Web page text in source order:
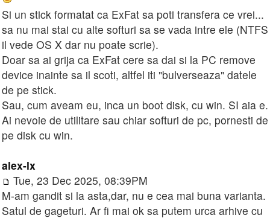
Si un stick formatat ca ExFat sa poti transfera ce vrei...
sa nu mai stai cu alte softuri sa se vada intre ele (NTFS
il vede OS X dar nu poate scrie).
Doar sa ai grija ca ExFat cere sa dai si la PC remove
device inainte sa il scoti, altfel iti "bulverseaza" datele
de pe stick.
Sau, cum aveam eu, inca un boot disk, cu win. SI aia e.
Ai nevoie de utilitare sau chiar softuri de pc, pornesti de
pe disk cu win.
alex-lx
Tue, 23 Dec 2025, 08:39PM
M-am gandit si la asta,dar, nu e cea mai buna varianta.
Satul de gageturi. Ar fi mai ok sa putem urca arhive cu